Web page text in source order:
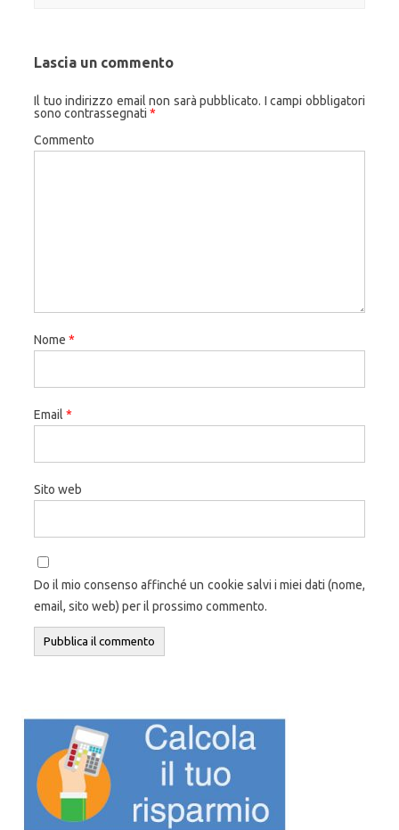
Lascia un commento
Il tuo indirizzo email non sarà pubblicato. I campi obbligatori
sono contrassegnati *
Commento
Nome *
Email *
Sito web
Do il mio consenso affinché un cookie salvi i miei dati (nome,
email, sito web) per il prossimo commento.